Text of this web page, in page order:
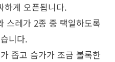
하게 오픈됩니다.
스레가 2종 중 택일하도록
니다.
좁고 슴가가 조금 볼록한